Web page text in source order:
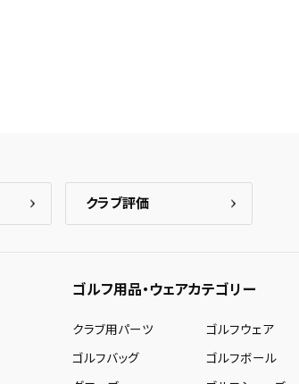
クラブ評価
ゴルフ用品・ウェアカテゴリー
クラブ用パーツ
ゴルフウェア
ゴルフバッグ
ゴルフボール